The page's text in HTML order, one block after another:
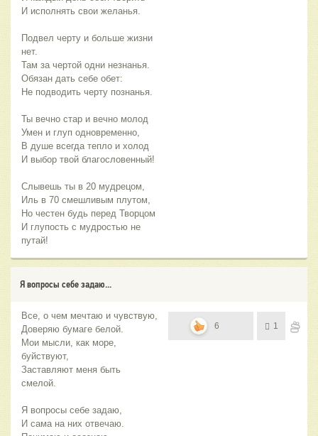
И исполнять свои желанья.
Подвел черту и больше жизни
нет.
Там за чертой одни незнанья.
Обязан дать себе обет:
Не подводить черту познанья.
Ты вечно стар и вечно молод
Умен и глуп одновременно,
В душе всегда тепло и холод
И выбор твой благословенный!
Слывешь ты в 20 мудрецом,
Иль в 70 смешливым плутом,
Но честен будь перед Творцом
И глупость с мудростью не
путай!
Я вопросы себе задаю...
Все, о чем мечтаю и чувствую,
Доверяю бумаге белой.
Мои мысли, как море,
буйствуют,
Заставляют меня быть
смелой.
Я вопросы себе задаю,
И сама на них отвечаю.
6 1